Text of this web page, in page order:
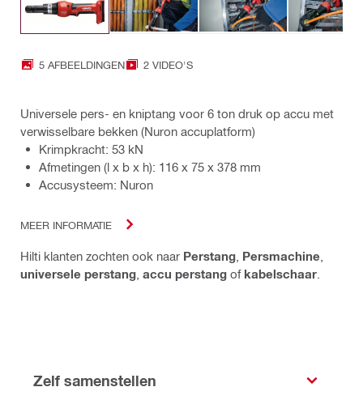
5 AFBEELDINGEN 2 VIDEO'S
Universele pers- en kniptang voor 6 ton druk op accu met
verwisselbare bekken (Nuron accuplatform)
Krimpkracht: 53 kN
Afmetingen (l x b x h): 116 x 75 x 378 mm
Accusysteem: Nuron
MEER INFORMATIE
Hilti klanten zochten ook naar Perstang Persmachine
universele perstang accu perstang of kabelschaar
Zelf samenstellen